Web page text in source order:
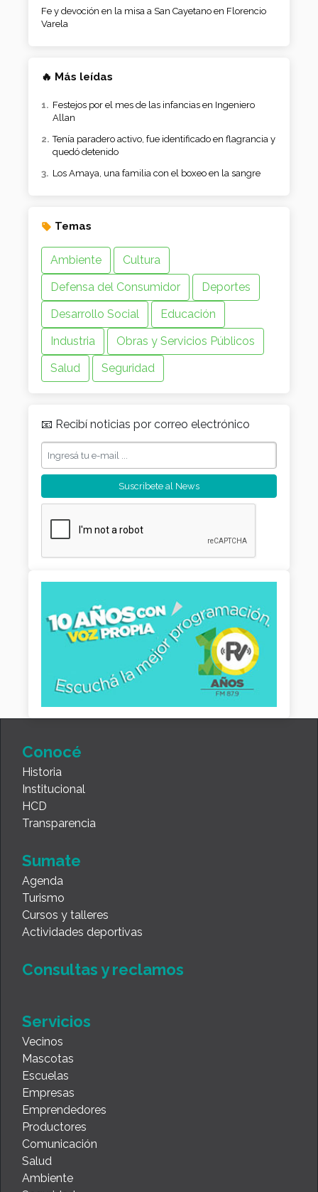
🔥 Más leídas
quedó detenido
Los Amaya, una familia con el boxeo en la sangre
Temas
Desarrollo Social
Educación
Industria
Obras y Servicios Públicos
Salud
Seguridad
📧 Recibí noticias por correo electrónico
Conocé
Institucional
Transparencia
Sumate
Agenda
Turismo
Actividades deportivas
Consultas y reclamos
Vecinos
Empresas
Emprendedores
Productores
Comunicación
Salud
Ambiente
Seguridad
Trámites
Defensa del consumidor